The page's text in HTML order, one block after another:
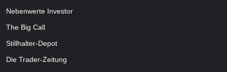
Nebenwerte Investor
The Big Call
Stillhalter-Depot
Die Trader-Zeitung